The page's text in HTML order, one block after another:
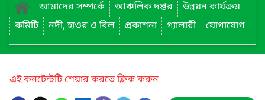
আমাদের সম্পর্কে
আঞ্চলিক দপ্তর
উন্নয়ন কার্যক্রম
কমিটি
নদী, হাওর ও বিল প্রকাশনা গ্যালারী যোগাযোগ
এই কনটেন্টটি শেয়ার করতে ক্লিক করুন